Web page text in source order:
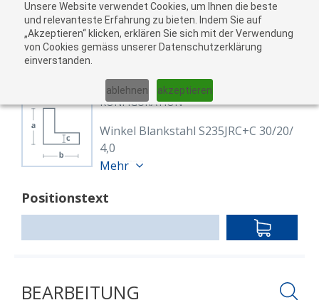
Unsere Website verwendet Cookies, um Ihnen die beste
und relevanteste Erfahrung zu bieten. Indem Sie auf
„Akzeptieren“ klicken, erklären Sie sich mit der Verwendung
von Cookies gemäss unserer Datenschutzerklärung
einverstanden.
ablehnen akzeptieren
01 02
KONFIGURATION
Winkel Blankstahl S235JRC+C 30/20/
4,0
8123732
EN 10277
blank, gezogen
Mehr
Positionstext
IN
BEARBEITUNG